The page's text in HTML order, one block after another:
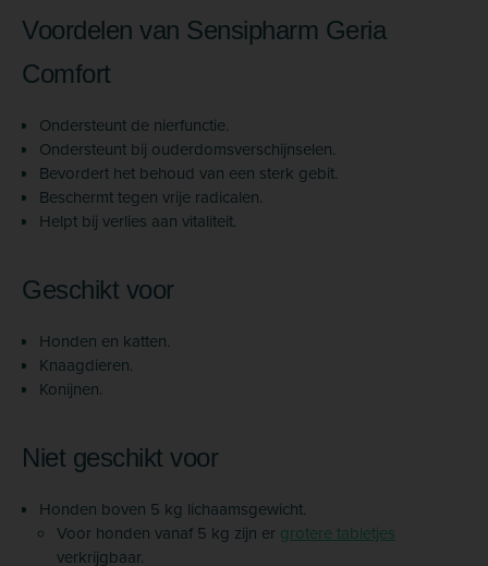
Voordelen van Sensipharm Geria
Comfort
Ondersteunt de nierfunctie.
Ondersteunt bij ouderdomsverschijnselen.
Bevordert het behoud van een sterk gebit.
Beschermt tegen vrije radicalen.
Helpt bij verlies aan vitaliteit.
Geschikt voor
Honden en katten.
Knaagdieren.
Konijnen.
Niet geschikt voor
Honden boven 5 kg lichaamsgewicht.
Voor honden vanaf 5 kg zijn er grotere tabletjes
verkrijgbaar.